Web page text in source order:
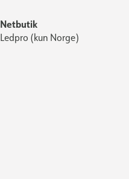
Netbutik
Ledpro (kun Norge)